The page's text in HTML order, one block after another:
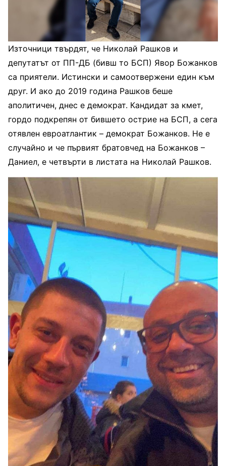
Източници твърдят, че Николай Рашков и
депутатът от ПП-ДБ (бивш то БСП) Явор Божанков
са приятели. Истински и самоотвержени един към
друг. И ако до 2019 година Рашков беше
аполитичен, днес е демократ. Кандидат за кмет,
гордо подкрепян от бившето острие на БСП, а сега
отявлен евроатлантик – демократ Божанков. Не е
случайно и че първият братовчед на Божанков –
Даниел, е четвърти в листата на Николай Рашков.